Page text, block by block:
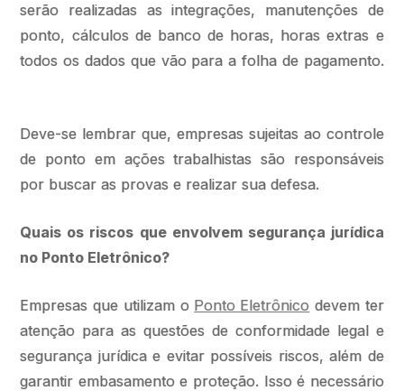
serão realizadas as integrações, manutenções de
ponto, cálculos de banco de horas, horas extras e
todos os dados que vão para a folha de pagamento.
Deve-se lembrar que, empresas sujeitas ao controle
de ponto em ações trabalhistas são responsáveis
por buscar as provas e realizar sua defesa.
Quais os riscos que envolvem segurança jurídica
no Ponto Eletrônico?
Empresas que utilizam o Ponto Eletrônico devem ter
atenção para as questões de conformidade legal e
segurança jurídica e evitar possíveis riscos, além de
garantir embasamento e proteção. Isso é necessário